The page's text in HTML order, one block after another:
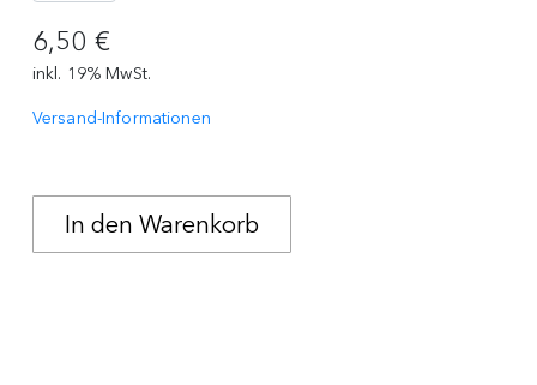
6,50 €
inkl. 19% MwSt.
Versand-Informationen